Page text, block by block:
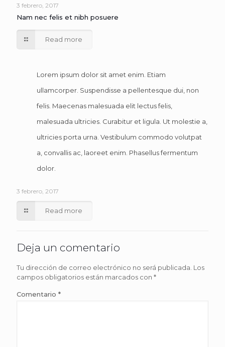
3 febrero, 2017
Nam nec felis et nibh posuere
Read more
Lorem ipsum dolor sit amet enim. Etiam
ullamcorper. Suspendisse a pellentesque dui, non
felis. Maecenas malesuada elit lectus felis,
malesuada ultricies. Curabitur et ligula. Ut molestie a,
ultricies porta urna. Vestibulum commodo volutpat
a, convallis ac, laoreet enim. Phasellus fermentum
dolor.
3 febrero, 2017
Read more
Deja un comentario
Tu dirección de correo electrónico no será publicada. Los
campos obligatorios están marcados con *
Comentario *